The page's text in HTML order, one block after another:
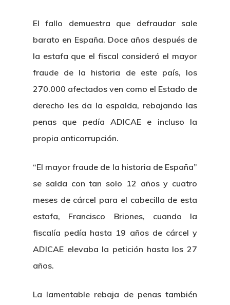
El fallo demuestra que defraudar sale
barato en España. Doce años después de
la estafa que el fiscal consideró el mayor
fraude de la historia de este país, los
270.000 afectados ven como el Estado de
derecho les da la espalda, rebajando las
penas que pedía ADICAE e incluso la
propia anticorrupción.
“El mayor fraude de la historia de España”
se salda con tan solo 12 años y cuatro
meses de cárcel para el cabecilla de esta
estafa, Francisco Briones, cuando la
fiscalía pedía hasta 19 años de cárcel y
ADICAE elevaba la petición hasta los 27
años.
La lamentable rebaja de penas también